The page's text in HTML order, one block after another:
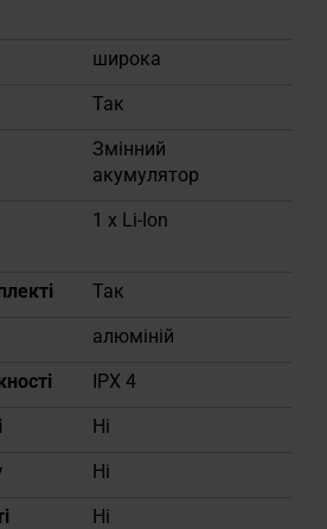
широка
Так
Змінний
акумулятор
1 x Li-Ion
Так
алюміній
IPX 4
Ні
Ні
Ні